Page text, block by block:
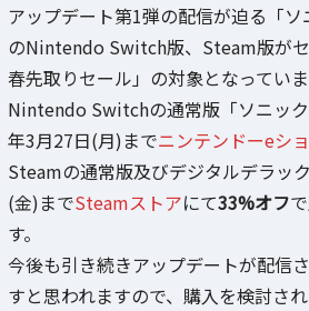
アップデート第1弾の配信が迫る「ソ
のNintendo Switch版、Steam版が
春先取りセール」の対象となっていま
Nintendo Switchの通常版「ソニッ
年3月27日(月)までニンテンドーeシ
Steamの通常版及びデジタルデラッ
(金)までSteamストアにて33%オフ
す。
今後も引き続きアップデートが配信
すと思われますので、購入を検討さ